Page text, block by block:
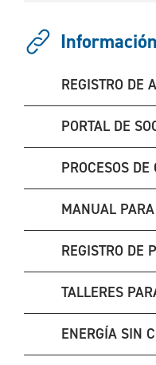
REGISTRO DE
PORTAL DE
PROCESOS
MANUAL
REGISTRO DE
TALLERES
ENERGÍA SIN